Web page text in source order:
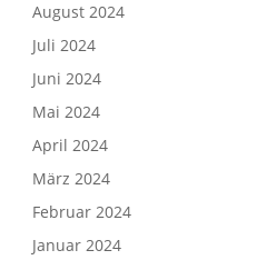
August 2024
Juli 2024
Juni 2024
Mai 2024
April 2024
März 2024
Februar 2024
Januar 2024